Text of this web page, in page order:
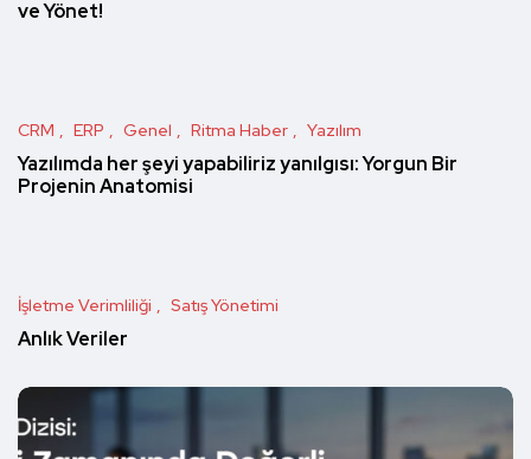
ve Yönet!
CRM ERP Genel Ritma Haber Yazılım
Yazılımda her şeyi yapabiliriz yanılgısı: Yorgun Bir
Projenin Anatomisi
İşletme Verimliliği Satış Yönetimi
Anlık Veriler